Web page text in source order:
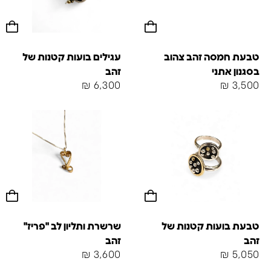
טבעת חמסה זהב צהוב
בסגנון אתני
₪ 3,500
עגילים בועות קטנות של
זהב
₪ 6,300
טבעת בועות קטנות של
זהב
₪ 5,050
שרשרת ותליון לב "פריז"
זהב
₪ 3,600